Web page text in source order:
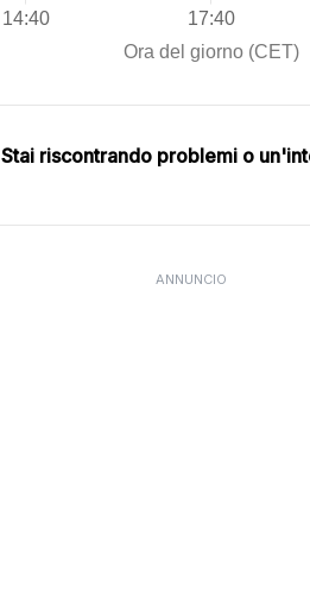
Stai riscontrando problemi o
ANNUNCIO